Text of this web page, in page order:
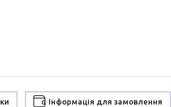
Інформація для замовлення